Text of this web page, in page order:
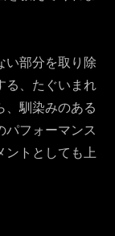
い部分を取り除
る、たぐいまれ
、馴染みのある
パフォーマンス
ントとしても上